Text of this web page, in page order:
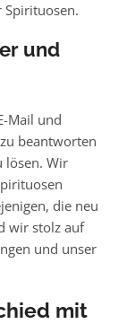
Spirituosen.
und
Mail und
beantworten
lösen. Wir
die neu
wir stolz auf
und unser
mit